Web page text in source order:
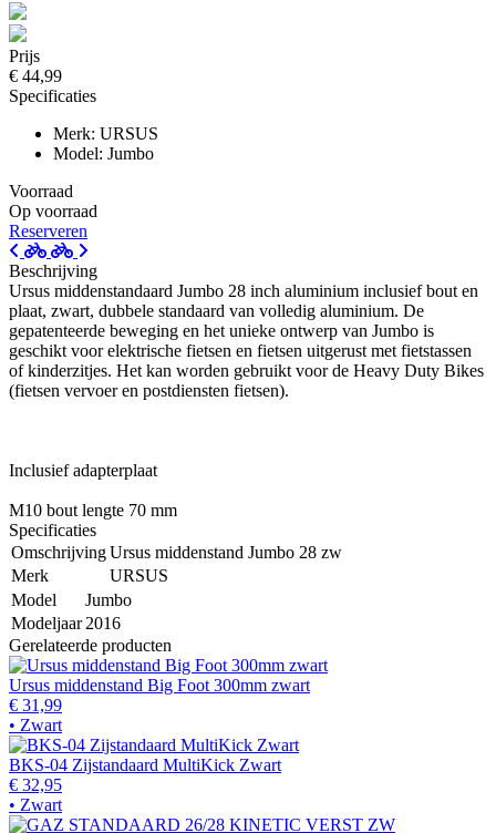
Prijs
€ 44,99
Specificaties
Merk: URSUS
Model: Jumbo
Voorraad
Op voorraad
Reserveren
Beschrijving
Ursus middenstandaard Jumbo 28 inch aluminium inclusief bout en
plaat, zwart, dubbele standaard van volledig aluminium. De
gepatenteerde beweging en het unieke ontwerp van Jumbo is
geschikt voor elektrische fietsen en fietsen uitgerust met fietstassen
of kinderzitjes. Het kan worden gebruikt voor de Heavy Duty Bikes
(fietsen vervoer en postdiensten fietsen).
Inclusief adapterplaat
M10 bout lengte 70 mm
Specificaties
OmschrijvingUrsus middenstand Jumbo 28 zw
Merk
URSUS
Model
Jumbo
Modeljaar 2016
Gerelateerde producten
Ursus middenstand Big Foot 300mm zwart
€ 31,99
• Zwart
BKS-04 Zijstandaard MultiKick Zwart
€ 32,95
• Zwart